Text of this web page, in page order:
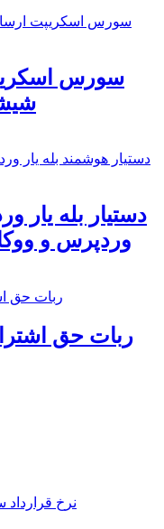
سورس
دستیار بله یار
وردپرس و
ربات حق